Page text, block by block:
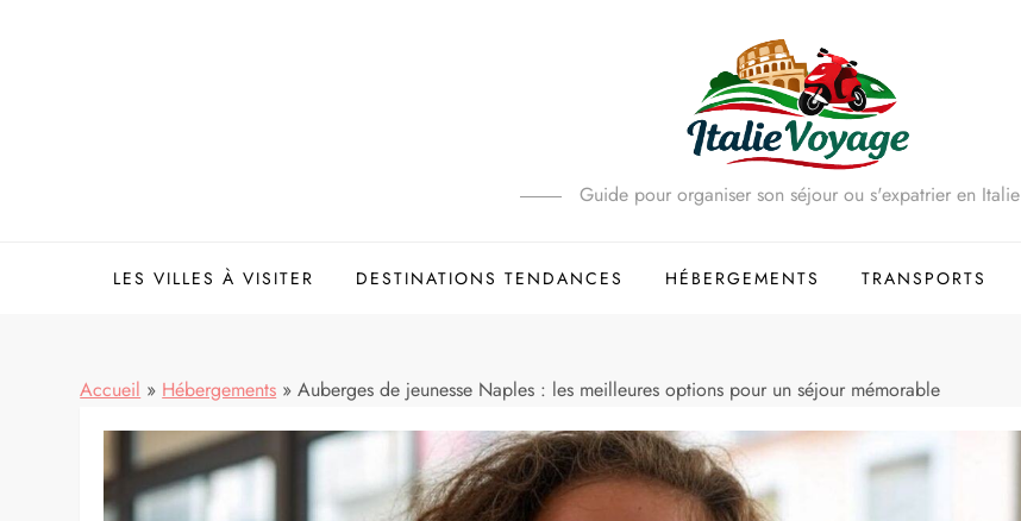
Guide pour organiser son séjour ou s'expatrier en Italie
LES VILLES À VISITER DESTINATIONS TENDANCES HÉBERGEMENTS TRANSPORTS
Accueil » Hébergements » Auberges de jeunesse Naples : les meilleures options pour un séjour mémorable